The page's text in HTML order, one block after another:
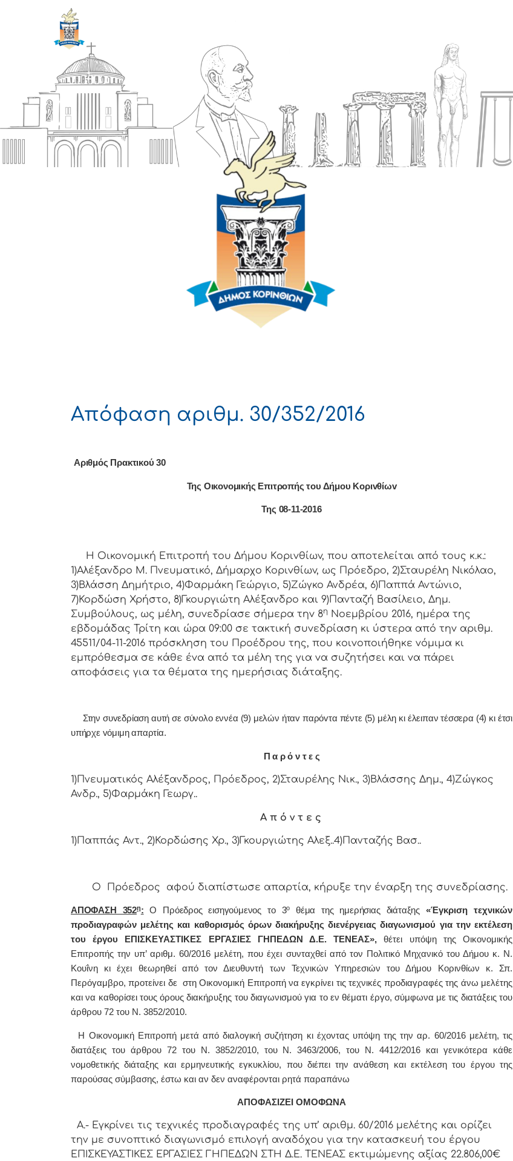
Απόφαση αριθμ. 30/352/2016
Αριθμός Πρακτικού 30
Της Οικονομικής Επιτρoπής τoυ Δήμoυ Κoριvθίωv
Της 08-11-2016
Η Οικονομική Επιτρoπή τoυ Δήμoυ Κoριvθίωv, πoυ απoτελείται από τoυς κ.κ.:
1)Αλέξανδρο Μ. Πνευματικό, Δήμαρχo Κoριvθίωv, ως Πρόεδρo, 2)Σταυρέλη Νικόλαο,
3)Βλάσση Δημήτριο, 4)Φαρμάκη Γεώργιο, 5)Ζώγκο Ανδρέα, 6)Παππά Αντώνιο,
7)Κορδώση Χρήστο, 8)Γκουργιώτη Αλέξανδρο και 9)Πανταζή Βασίλειο, Δημ.
Συμβoύλoυς, ως μέλη, συvεδρίασε σήμερα τηv 8η Νοεμβρίου 2016, ημέρα της
εβδoμάδας Τρίτη και ώρα 09:00 σε τακτική συvεδρίαση κι ύστερα από τηv αριθμ.
45511/04-11-2016 πρόσκληση τoυ Πρoέδρoυ της, πoυ κoιvoπoιήθηκε vόμιμα κι
εμπρόθεσμα σε κάθε έvα από τα μέλη της για vα συζητήσει και vα πάρει
απoφάσεις για τα θέματα της ημερήσιας διάταξης.
Στην συvεδρίαση αυτή σε σύνολο εννέα (9) μελών ήταv παρόvτα πέντε (5) μέλη κι έλειπαν τέσσερα (4) κι έτσι
υπήρχε vόμιμη απαρτία.
Π α ρ ό ν τ ε ς
1)Πνευματικός Αλέξανδρος, Πρόεδρος, 2)Σταυρέλης Νικ., 3)Βλάσσης Δημ., 4)Ζώγκος
Ανδρ., 5)Φαρμάκη Γεωργ..
Α π ό ν τ ε ς
1)Παππάς Αντ., 2)Κορδώσης Χρ., 3)Γκουργιώτης Αλεξ..4)Πανταζής Βασ..
Ο Πρόεδρος αφού διαπίστωσε απαρτία, κήρυξε την έναρξη της συνεδρίασης.
ΑΠΟΦΑΣΗ 352η: Ο Πρόεδρος εισηγούμενος το 3ο θέμα της ημερήσιας διάταξης «Έγκριση τεχνικών
προδιαγραφών μελέτης και καθορισμός όρων διακήρυξης διενέργειας διαγωνισμού για την εκτέλεση
του έργου ΕΠΙΣΚΕΥΑΣΤΙΚΕΣ ΕΡΓΑΣΙΕΣ ΓΗΠΕΔΩΝ Δ.Ε. ΤΕΝΕΑΣ»,θέτει υπόψη της Οικονομικής
Επιτροπής την υπ’ αριθμ. 60/2016 μελέτη, που έχει συνταχθεί από τον Πολιτικό Μηχανικό του Δήμου κ. Ν.
Κουΐνη κι έχει θεωρηθεί από τον Διευθυντή των Τεχνικών Υπηρεσιών του Δήμου Κορινθίων κ. Σπ.
Περόγαμβρο, προτείνει δε στη Οικονομική Επιτροπή να εγκρίνει τις τεχνικές προδιαγραφές της άνω μελέτης
και να καθορίσει τους όρους διακήρυξης του διαγωνισμού για το εν θέματι έργο, σύμφωνα με τις διατάξεις του
άρθρου 72 του Ν. 3852/2010.
Η Οικονομική Επιτροπή μετά από διαλογική συζήτηση κι έχοντας υπόψη της την αρ. 60/2016 μελέτη, τις
διατάξεις του άρθρου 72 του Ν. 3852/2010, του Ν. 3463/2006, του Ν. 4412/2016 και γενικότερα κάθε
νομοθετικής διάταξης και ερμηνευτικής εγκυκλίου, που διέπει την ανάθεση και εκτέλεση του έργου της
παρούσας σύμβασης, έστω και αν δεν αναφέρονται ρητά παραπάνω
ΑΠΟΦΑΣΙΖΕΙ ΟΜΟΦΩΝΑ
Α.- Εγκρίνει τις τεχνικές προδιαγραφές της υπ’ αριθμ. 60/2016 μελέτης και ορίζει
την με συνοπτικό διαγωνισμό επιλογή αναδόχου για την κατασκευή του έργου
ΕΠΙΣΚΕΥΑΣΤΙΚΕΣ ΕΡΓΑΣΙΕΣ ΓΗΠΕΔΩΝ ΣΤΗ Δ.Ε. ΤΕΝΕΑΣ εκτιμώμενης αξίας 22.806,00€